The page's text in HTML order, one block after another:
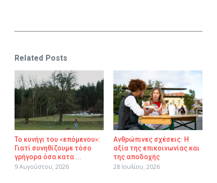
Related Posts
Το κυνήγι του «επόμενου»:
Γιατί συνηθίζουμε τόσο
γρήγορα όσα κατα ...
9 Αυγούστου, 2026
Ανθρώπινες σχέσεις: Η
αξία της επικοινωνίας και
της αποδοχής
28 Ιουλίου, 2026